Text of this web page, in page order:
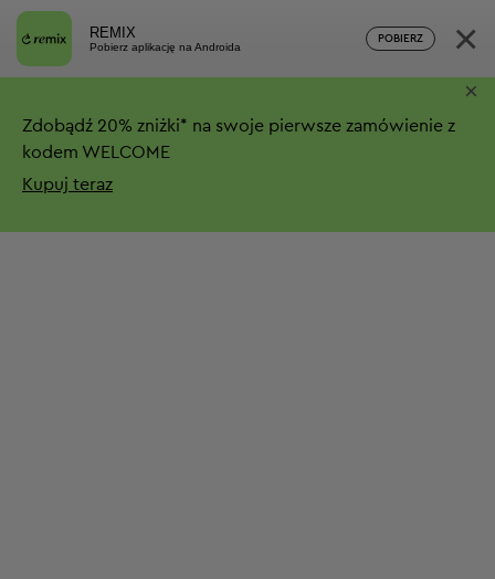
REMIX
Pobierz aplikację na Androida
POBIERZ ×
Zdobądź 20% zniżki* na swoje pierwsze zamówienie z
kodem WELCOME
Kupuj teraz
×